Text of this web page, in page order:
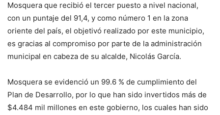
Mosquera que recibió el tercer puesto a nivel nacional,
con un puntaje del 91,4, y como número 1 en la zona
oriente del país, el objetivó realizado por este municipio,
es gracias al compromiso por parte de la administración
municipal en cabeza de su alcalde, Nicolás García.
Mosquera se evidenció un 99.6 % de cumplimiento del
Plan de Desarrollo, por lo que han sido invertidos más de
$4.484 mil millones en este gobierno, los cuales han sido